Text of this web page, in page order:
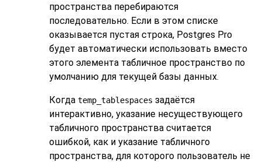
пространства перебираются
последовательно. Если в этом списке
оказывается пустая строка, Postgres Pro
будет автоматически использовать вместо
этого элемента табличное пространство по
умолчанию для текущей базы данных.
Когда temp_tablespaces задаётся
интерактивно, указание несуществующего
табличного пространства считается
ошибкой, как и указание табличного
пространства, для которого пользователь не